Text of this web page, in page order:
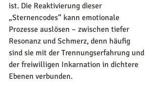
ist. Die Reaktivierung dieser
„Sternencodes“ kann emotionale
Prozesse auslösen – zwischen tiefer
Resonanz und Schmerz, denn häufig
sind sie mit der Trennungserfahrung und
der freiwilligen Inkarnation in dichtere
Ebenen verbunden.